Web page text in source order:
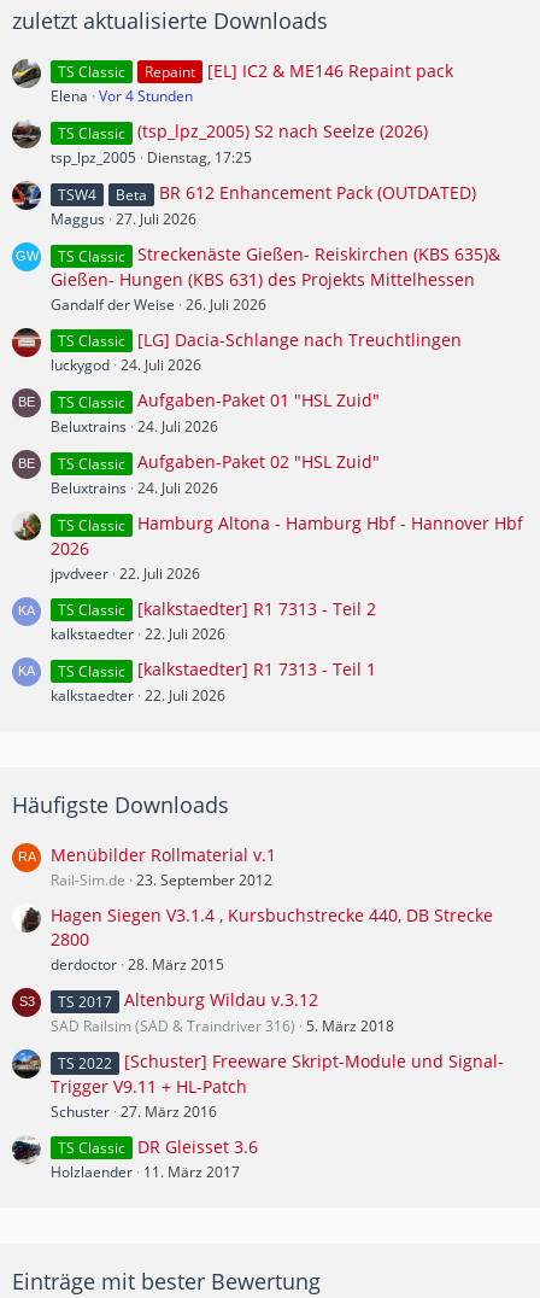
zuletzt aktualisierte Downloads
TS Classic Repaint [EL] IC2 & ME146 Repaint pack
Elena Vor 4 Stunden
TS Classic (tsp_lpz_2005) S2 nach Seelze (2026)
tsp_lpz_2005
Dienstag, 17:25
TSW4
Beta BR 612 Enhancement Pack (OUTDATED)
Maggus 27. Juli 2026
TS Classic Streckenäste Gießen- Reiskirchen (KBS 635)&
Gießen- Hungen (KBS 631) des Projekts Mittelhessen
Gandalf der Weise 26. Juli 2026
TS Classic
[LG] Dacia-Schlange nach Treuchtlingen
luckygod 24. Juli 2026
TS Classic Aufgaben-Paket 01 "HSL Zuid"
Beluxtrains 24. Juli 2026
TS Classic Aufgaben-Paket 02 "HSL Zuid"
Beluxtrains 24. Juli 2026
TS Classic
Hamburg Altona - Hamburg Hbf - Hannover Hbf
2026
jpvdveer 22. Juli 2026
TS Classic
[kalkstaedter] R1 7313 - Teil 2
kalkstaedter 22. Juli 2026
TS Classic
[kalkstaedter] R1 7313 - Teil 1
kalkstaedter 22. Juli 2026
Häufigste Downloads
Menübilder Rollmaterial v.1
Rail-Sim.de 23. September 2012
Hagen Siegen V3.1.4 , Kursbuchstrecke 440, DB Strecke
2800
derdoctor 28. März 2015
TS 2017 Altenburg Wildau v.3.12
SAD Railsim (SAD & Traindriver 316) 5. März 2018
TS 2022
[Schuster] Freeware Skript-Module und Signal-
Trigger V9.11 + HL-Patch
Schuster 27. März 2016
TS Classic
DR Gleisset 3.6
Holzlaender 11. März 2017
Einträge mit bester Bewertung